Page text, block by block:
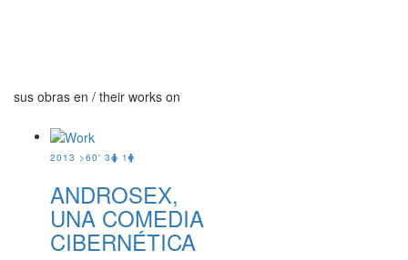
sus obras en / their works on
2013 >60' 3 1
ANDROSEX,
UNA COMEDIA
CIBERNÉTICA